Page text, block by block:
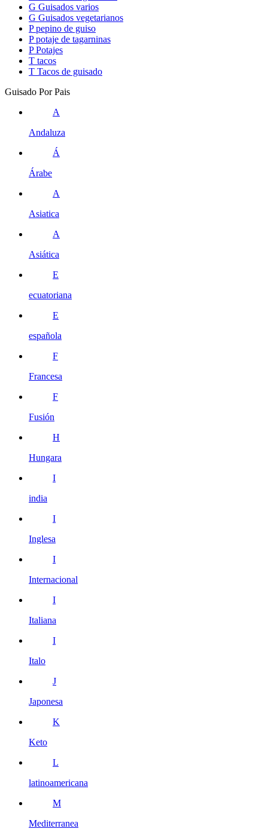
G Guisados varios
G Guisados vegetarianos
P pepino de guiso
P potaje de tagarninas
P Potajes
T tacos
T Tacos de guisado
Guisado Por Pais
A
Andaluza
Á
Árabe
A
Asiatica
A
Asiática
E
ecuatoriana
E
española
F
Francesa
F
Fusión
H
Hungara
I
india
I
Inglesa
I
Internacional
I
Italiana
I
Italo
J
Japonesa
K
Keto
L
latinoamericana
M
Mediterranea